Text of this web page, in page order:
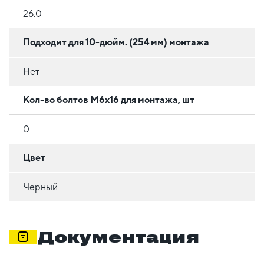
26.0
Подходит для 10-дюйм. (254 мм) монтажа
Нет
Кол-во болтов М6х16 для монтажа, шт
0
Цвет
Черный
Документация